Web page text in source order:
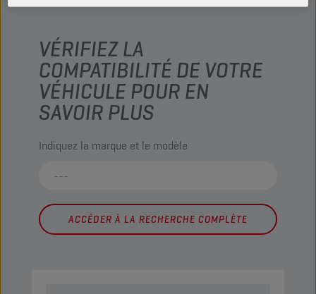
VÉRIFIEZ LA
COMPATIBILITÉ DE VOTRE
VÉHICULE POUR EN
SAVOIR PLUS
Indiquez la marque et le modèle
ACCÉDER À LA RECHERCHE COMPLÈTE